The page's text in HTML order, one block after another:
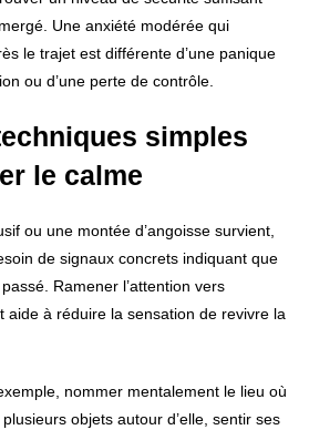
Une anxiété modérée qui
le trajet est différente d’une panique
ou d’une perte de contrôle.
simples
le calme
ou une montée d’angoisse survient,
de signaux concrets indiquant que
Ramener l’attention vers
aide à réduire la sensation de revivre la
nommer mentalement le lieu où
objets autour d’elle, sentir ses